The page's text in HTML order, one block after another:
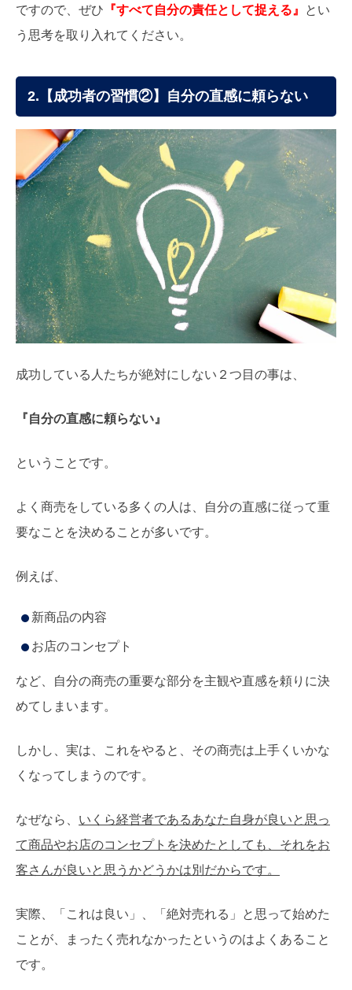
ですので、ぜひ 『すべて自分の責任として捉える』
とい
う思考を取り入れてください。
2.【成功者の習慣②】自分の直感に頼らない
成功している人たちが絶対にしない２つ目の事は、
『自分の直感に頼らない』
ということです。
よく商売をしている多くの人は、自分の直感に従って重
要なことを決めることが多いです。
例えば、
新商品の内容
お店のコンセプト
など、自分の商売の重要な部分を主観や直感を頼りに決
めてしまいます。
しかし、実は、これをやると、その商売は上手くいかな
くなってしまうのです。
なぜなら、 いくら経営者であるあなた自身が良いと思っ
て商品やお店のコンセプトを決めたとしても、それをお
客さんが良いと思うかどうかは別だからです。
実際、「これは良い」、「絶対売れる」と思って始めた
ことが、まったく売れなかったというのはよくあること
です。